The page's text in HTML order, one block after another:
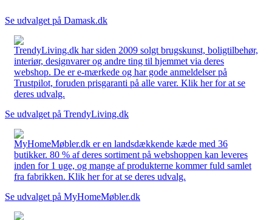
Se udvalget på Damask.dk
TrendyLiving.dk har siden 2009 solgt brugskunst, boligtilbehør,
interiør, designvarer og andre ting til hjemmet via deres
webshop. De er e-mærkede og har gode anmeldelser på
Trustpilot, foruden prisgaranti på alle varer. Klik her for at se
deres udvalg.
Se udvalget på TrendyLiving.dk
MyHomeMøbler.dk er en landsdækkende kæde med 36
butikker. 80 % af deres sortiment på webshoppen kan leveres
inden for 1 uge, og mange af produkterne kommer fuld samlet
fra fabrikken. Klik her for at se deres udvalg.
Se udvalget på MyHomeMøbler.dk